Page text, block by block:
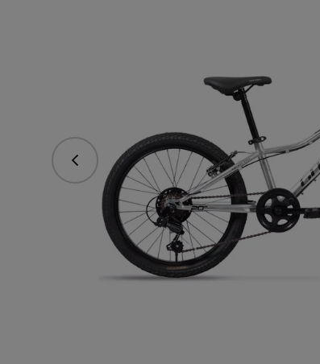
Předchozí